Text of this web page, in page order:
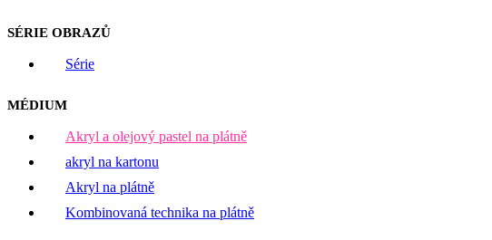
SÉRIE OBRAZŮ
Série
MÉDIUM
Akryl a olejový pastel na plátně
akryl na kartonu
Akryl na plátně
Kombinovaná technika na plátně